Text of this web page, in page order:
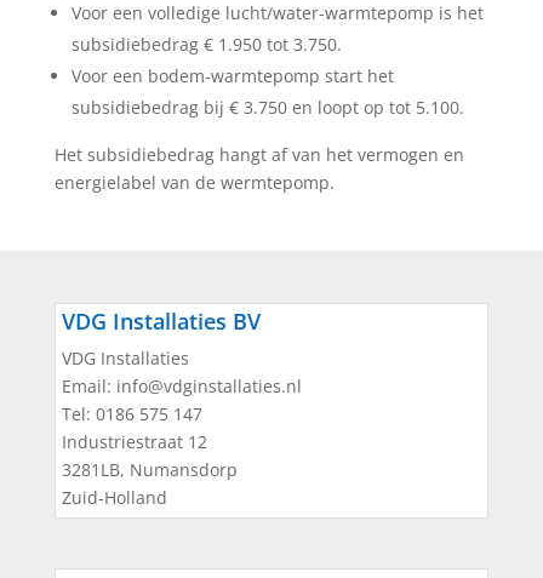
Voor een volledige lucht/water-warmtepomp is het
subsidiebedrag € 1.950 tot 3.750.
Voor een bodem-warmtepomp start het
subsidiebedrag bij € 3.750 en loopt op tot 5.100.
Het subsidiebedrag hangt af van het vermogen en
energielabel van de wermtepomp.
VDG Installaties BV
VDG Installaties
Email: info@vdginstallaties.nl
Tel: 0186 575 147
Industriestraat 12
3281LB, Numansdorp
Zuid-Holland